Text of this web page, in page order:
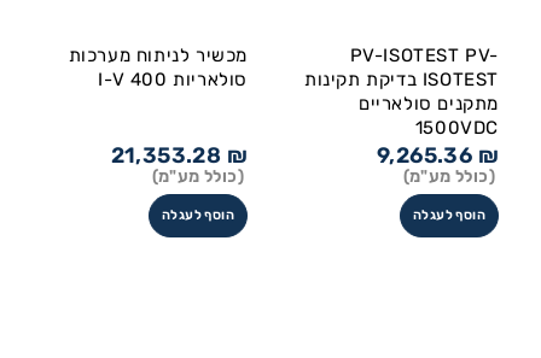
PV-ISOTEST PV-
ISOTEST בדיקת תקינות
מתקנים סולאריים
1500VDC
9,265.36 ₪
(כולל מע"מ)
הוסף לעגלה
מכשיר לניתוח מערכות
סולאריות I-V 400
21,353.28 ₪
(כולל מע"מ)
הוסף לעגלה